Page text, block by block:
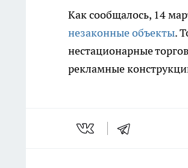
Как сообщалось, 14
незаконные объекты.
нестационарные
рекламные